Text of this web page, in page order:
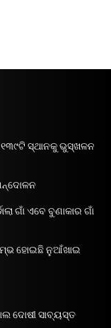
ସ୍ଥାନକୁ ଭୁସ୍ଖଳନ
ଗାଁ ଏବେ ବୁଣାକାର ଗାଁ
ହୋଇଛି ନୁଆଁଖାଇ
ଦୋଷୀ ସାବ୍ୟସ୍ତ